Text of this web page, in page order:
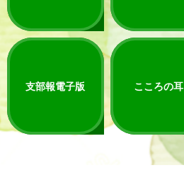
支部報電子版 こころの耳